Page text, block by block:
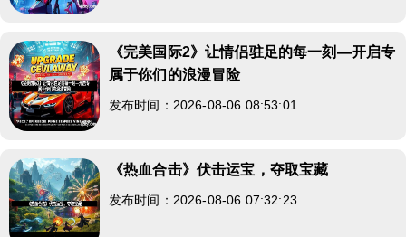
《完美国际2》让情侣驻足的每一刻—开启专
属于你们的浪漫冒险
发布时间：2026-08-06 08:53:01
《热血合击》伏击运宝，夺取宝藏
发布时间：2026-08-06 07:32:23